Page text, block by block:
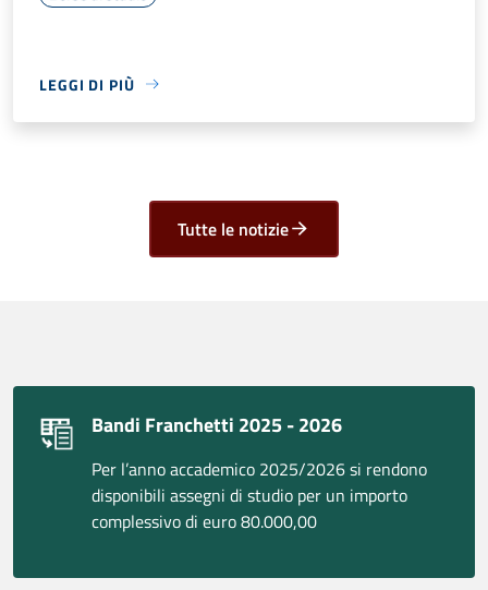
LEGGI DI PIÙ
Tutte le notizie
Bandi Franchetti 2025 - 2026
Per l’anno accademico 2025/2026 si rendono
disponibili assegni di studio per un importo
complessivo di euro 80.000,00